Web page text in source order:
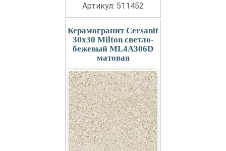
Артикул: 511452
Керамогранит Cersanit
30x30 Milton светло-
бежевый ML4A306D
матовая